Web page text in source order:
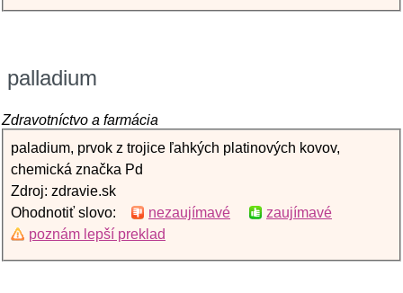
palladium
Zdravotníctvo a farmácia
paladium, prvok z trojice ľahkých platinových kovov,
chemická značka Pd
Zdroj: zdravie.sk
Ohodnotiť slovo:
nezaujímavé
zaujímavé
poznám lepší preklad